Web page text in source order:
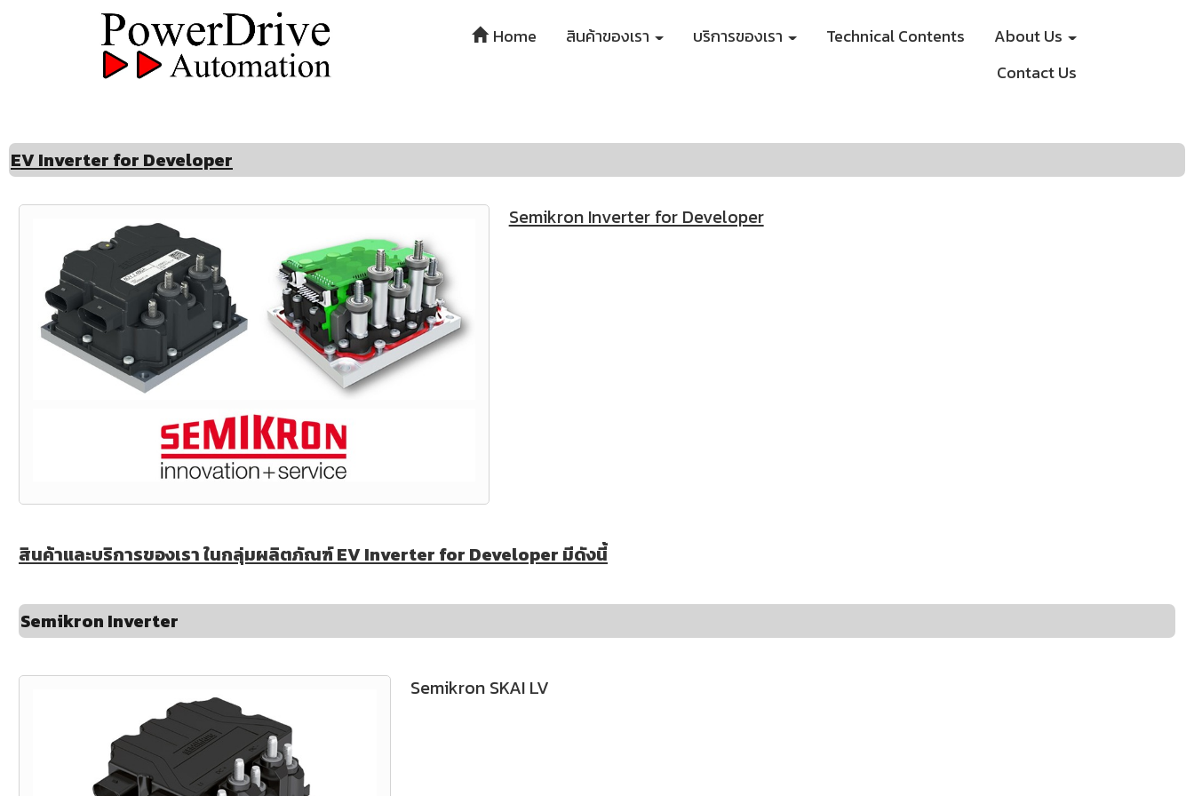
Home สินค้าของเรา บริการของเรา Technical Contents
About Us
Contact Us
EV Inverter for Developer
Semikron Inverter for Developer
สินค้าและบริการของเรา ในกลุ่มผลิตภัณฑ์ EV Inverter for Developer มีดังนี้
Semikron Inverter
Semikron SKAI LV